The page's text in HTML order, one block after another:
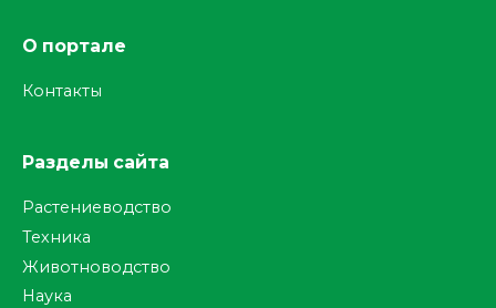
О портале
Контакты
Разделы сайта
Растениеводство
Техника
Животноводство
Наука